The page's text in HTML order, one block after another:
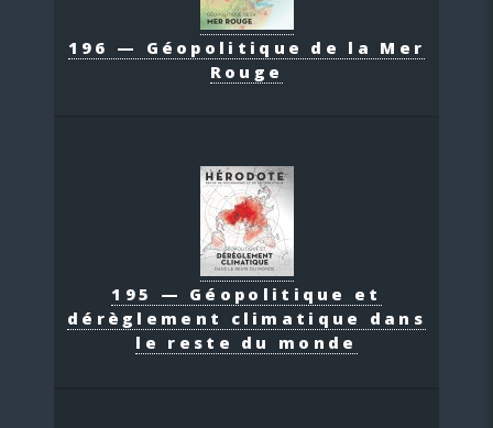
196 — Géopolitique de la Mer
Rouge
195 — Géopolitique et
dérèglement climatique dans
le reste du monde